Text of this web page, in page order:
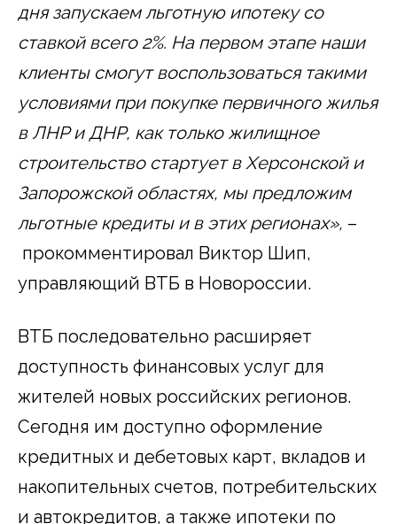
дня запускаем льготную ипотеку со
ставкой всего 2%. На первом этапе наши
клиенты смогут воспользоваться такими
условиями при покупке первичного жилья
в ЛНР и ДНР, как только жилищное
строительство стартует в Херсонской и
Запорожской областях, мы предложим
льготные кредиты и в этих регионах», –
прокомментировал Виктор Шип,
управляющий ВТБ в Новороссии.
ВТБ последовательно расширяет
доступность финансовых услуг для
жителей новых российских регионов.
Сегодня им доступно оформление
кредитных и дебетовых карт, вкладов и
накопительных счетов, потребительских
и автокредитов, а также ипотеки по